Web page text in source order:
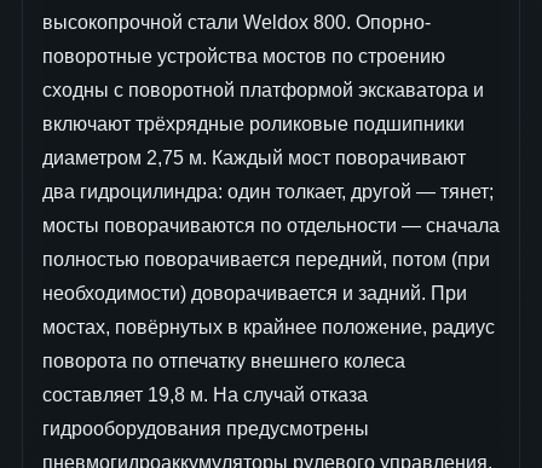
высокопрочной стали Weldox 800. Опорно-
поворотные устройства мостов по строению
сходны с поворотной платформой экскаватора и
включают трёхрядные роликовые подшипники
диаметром 2,75 м. Каждый мост поворачивают
два гидроцилиндра: один толкает, другой — тянет;
мосты поворачиваются по отдельности — сначала
полностью поворачивается передний, потом (при
необходимости) доворачивается и задний. При
мостах, повёрнутых в крайнее положение, радиус
поворота по отпечатку внешнего колеса
составляет 19,8 м. На случай отказа
гидрооборудования предусмотрены
пневмогидроаккумуляторы рулевого управления.